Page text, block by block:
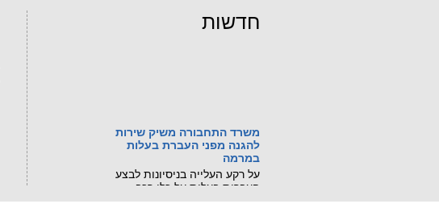
חדשות
משרד התחבורה משיק שירות
להגנה מפני העברת בעלות
במרמה
על רקע העלייה בניסיונות לבצע
העברות בעלות על כלי רכב